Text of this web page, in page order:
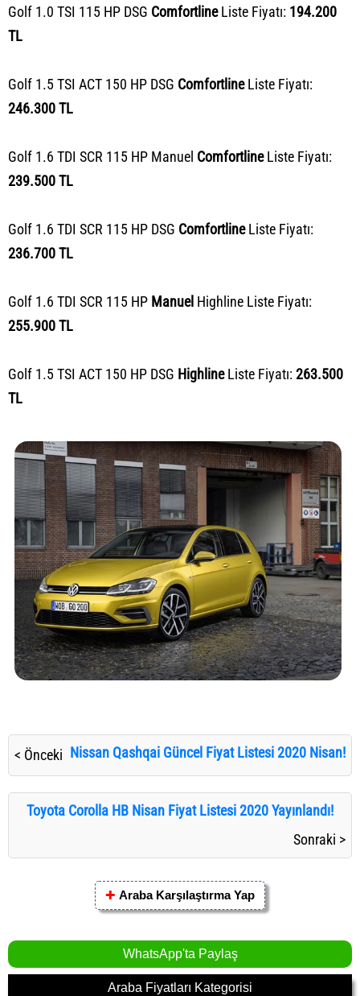
Golf 1.0 TSI 115 HP DSG ComfortlineListe Fiyatı: 194.200
TL
Golf 1.5 TSI ACT 150 HP DSG ComfortlineListe Fiyatı:
246.300 TL
Golf 1.6 TDI SCR 115 HP Manuel ComfortlineListe Fiyatı:
239.500 TL
Golf 1.6 TDI SCR 115 HP DSG ComfortlineListe Fiyatı:
236.700 TL
Golf 1.6 TDI SCR 115 HP Manuel Highline Liste Fiyatı:
255.900 TL
Golf 1.5 TSI ACT 150 HP DSG HighlineListe Fiyatı:263.500
TL
< Önceki Nissan Qashqai Güncel Fiyat Listesi 2020 Nisan!
Toyota Corolla HB Nisan Fiyat Listesi 2020 Yayınlandı!
Sonraki >
✚ Araba Karşılaştırma Yap
WhatsApp'ta Paylaş
Araba Fiyatları Kategorisi